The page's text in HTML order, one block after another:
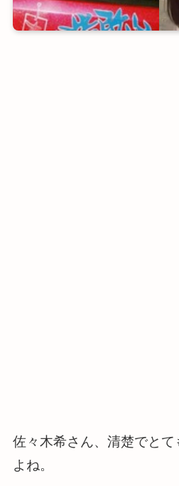
佐々木希さん、清楚でと
よね。